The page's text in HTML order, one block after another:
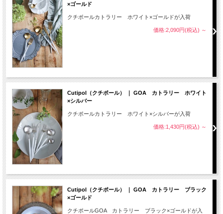
×ゴールド
クチポールカトラリー ホワイト×ゴールドが入荷
価格:2,090円(税込) ～
Cutipol（クチポール） ｜ GOA カトラリー ホワイト
×シルバー
クチポールカトラリー ホワイト×シルバーが入荷
価格:1,430円(税込) ～
Cutipol（クチポール） ｜ GOA カトラリー ブラック
×ゴールド
クチポールGOA カトラリー ブラック×ゴールドが入